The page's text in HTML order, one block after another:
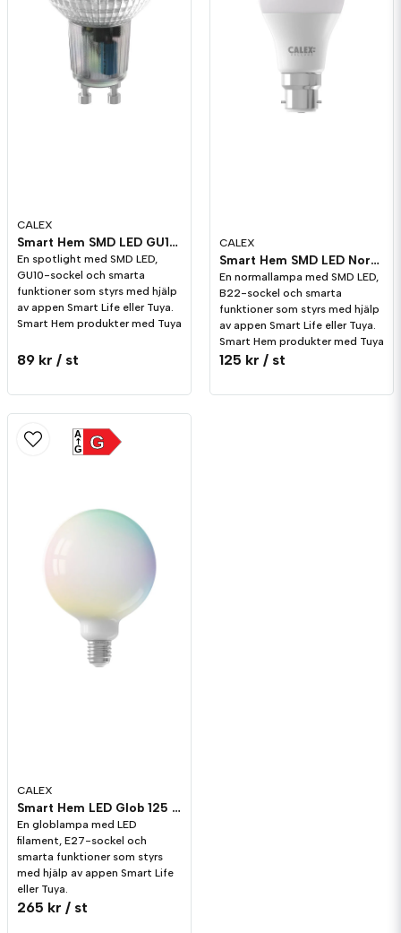
CALEX
Smart Hem SMD LED GU10 5W 345lm Ställbar färgtemp CCT
En spotlight med SMD LED,
GU10-sockel och smarta
funktioner som styrs med hjälp
av appen Smart Life eller Tuya.
Smart Hem produkter med Tuya
89 kr / st
CALEX
Smart Hem SMD LED Normal B22 Opal 9W 806lm Ställbar färgtemp CCT
En normallampa med SMD LED,
B22-sockel och smarta
funktioner som styrs med hjälp
av appen Smart Life eller Tuya.
Smart Hem produkter med Tuya
125 kr / st
CALEX
Smart Hem LED Glob 125 E27 Opal 5.5W 380lm RGB+Ställbar färgtemp CCT
En globlampa med LED
filament, E27-sockel och
smarta funktioner som styrs
med hjälp av appen Smart Life
eller Tuya.
265 kr / st
G
A
G